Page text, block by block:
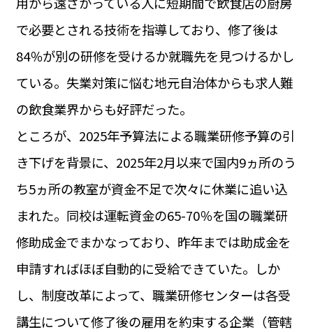
TAG
タグ
#パリ
#お土産 #トリビア
#データで読み解くフランス
#フランスの教育制度
#アプリ
#いざという時に
#カルカッソンヌ Carcassonne
#サステナブル
#フランス生活
#レシピ #ビューティー
#アルザス地方
#フランスの地方 #フロマージュ
#おでかけ
で必要とされる技術を指導しており、修了後は
84％が別の研修を受けるか就職先を見つけるかし
ている。失業対策に悩む地元自治体からも求人難
の飲食業界からも好評だった。
ところが、2025年予算法による職業研修予算の引
き下げを背景に、2025年2月以来で国内9ヵ所のう
ち5ヵ所の教室が資金不足で次々に休業に追い込
まれた。同校は運転資金の65-70％を国の職業研
修助成金でまかなっており、昨年までは助成金を
申請すればほぼ自動的に受給できていた。しか
し、制度改革によって、職業研修センターは各受
講生について修了後の雇用を約束する企業（管轄